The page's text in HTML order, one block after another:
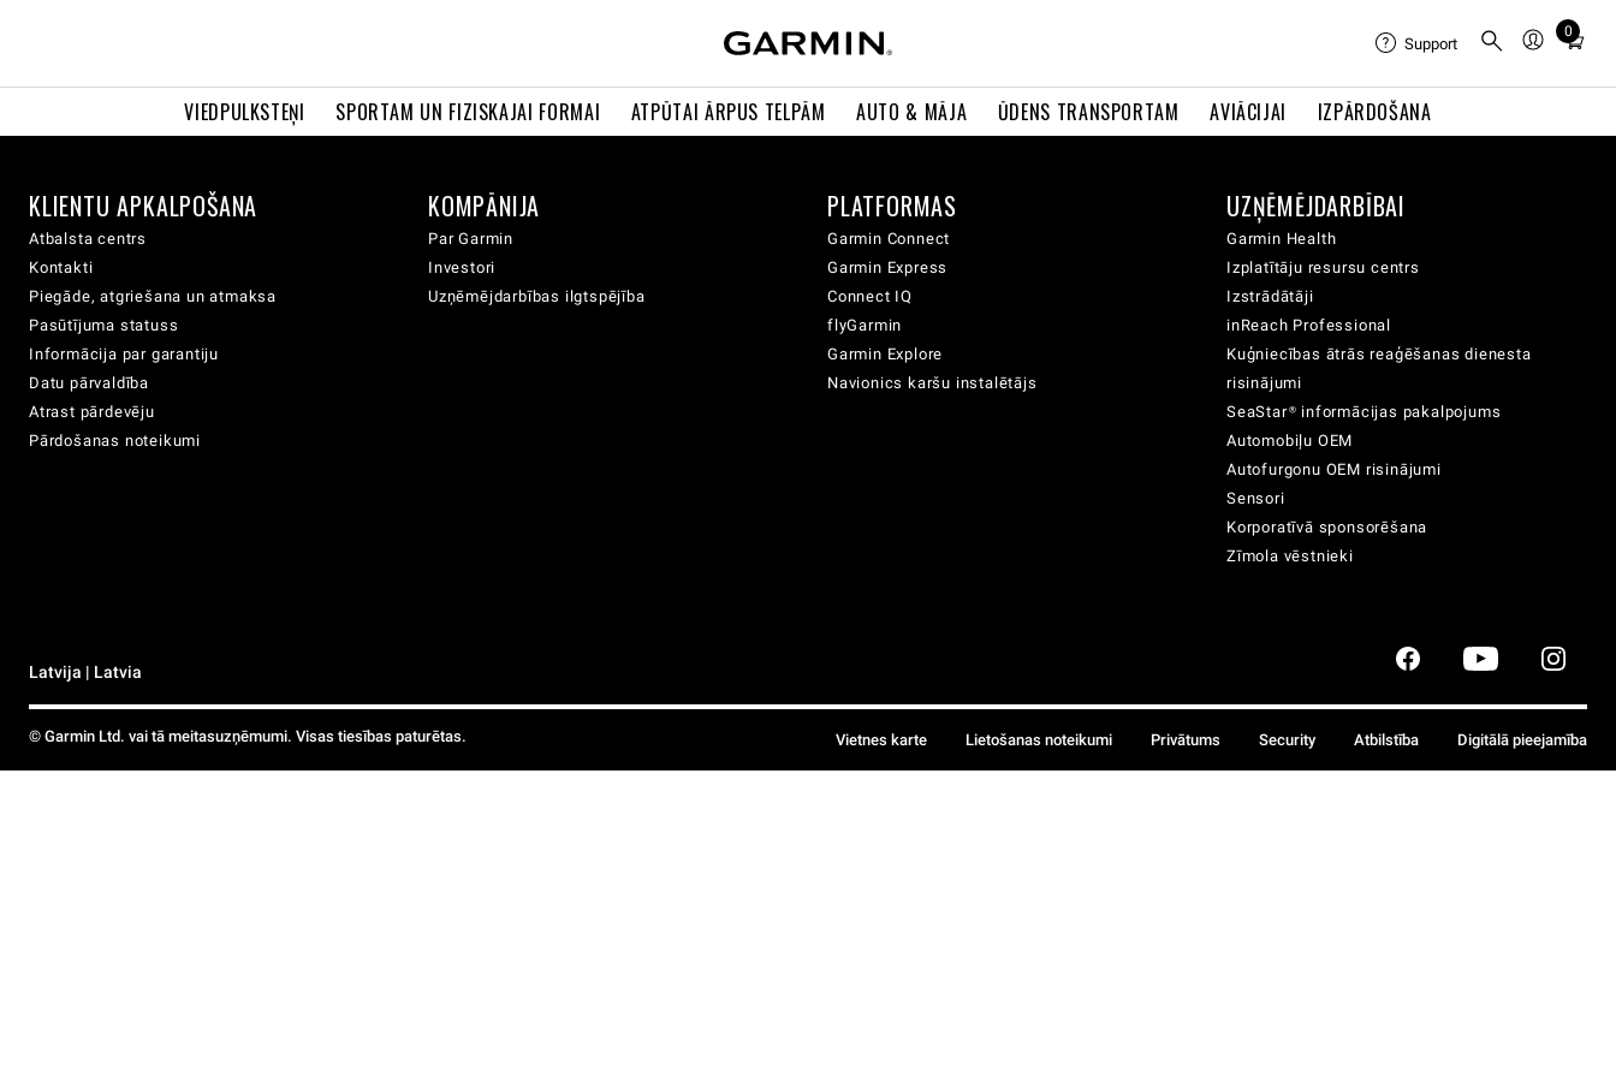
VIEDPULKSTEŅI SPORTAM UN FIZISKAJAI FORMAI ATPŪTAI ĀRPUS TELPĀM AUTO & MĀJA ŪDENS TRANSPORTAM AVIĀCIJAI IZPĀRDOŠANA
Support
0
Total
cart:
KLIENTU APKALPOŠANA
Atbalsta centrs
Kontakti
Piegāde, atgriešana un atmaksa
Pasūtījuma statuss
Informācija par garantiju
Datu pārvaldība
Atrast pārdevēju
Pārdošanas noteikumi
KOMPĀNIJA
Par Garmin
Investori
Uzņēmējdarbības ilgtspējība
PLATFORMAS
Garmin Connect
Garmin Express
Connect IQ
flyGarmin
Garmin Explore
Navionics karšu instalētājs
UZŅĒMĒJDARBĪBAI
Garmin Health
Izplatītāju resursu centrs
Izstrādātāji
inReach Professional
Kuģniecības ātrās reaģēšanas dienesta
risinājumi
SeaStar® informācijas pakalpojums
Automobiļu OEM
Autofurgonu OEM risinājumi
Sensori
Korporatīvā sponsorēšana
Zīmola vēstnieki
Latvija | Latvia
© Garmin Ltd. vai tā meitasuzņēmumi. Visas tiesības paturētas. Vietnes karte Lietošanas noteikumi Privātums Security Atbilstība Digitālā pieejamība